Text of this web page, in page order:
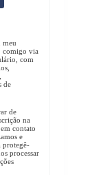
meu
comigo via
com
de
de
na
contato
e
protegê-
processar